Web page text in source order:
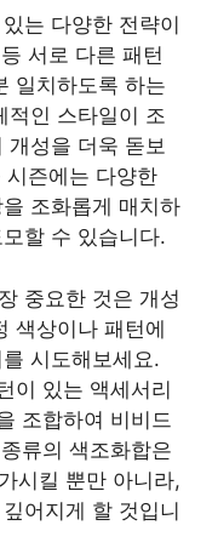
는 다양한 전략이
서로 다른 패턴
일치하도록 하는
적인 스타일이 조
개성을 더욱 돋보
즌에는 다양한
조화롭게 매치하
할 수 있습니다.
중요한 것은 개성
색상이나 패턴에
시도해보세요.
이 있는 액세서리
조합하여 비비드
류의 색조화합은
시킬 뿐만 아니라,
어지게 할 것입니